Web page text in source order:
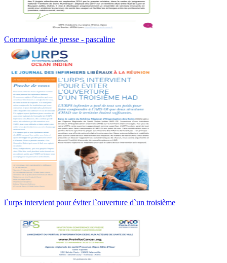
Communiqué de presse - pascaline
l`urps intervient pour éviter l`ouverture d`un troisième